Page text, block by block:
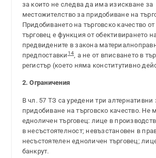
за които не следва да има изискване за
местожителство за придобиване на
Придобиването на търговско качество
търговец е функция от обективирането
предвидените в закона
предпоставки14, а не от вписването в
регистър (което няма конститутивно
2. Ограничения
В чл. 57 ТЗ са уредени три алтернативни
придобиване на търговско качество. Не
едноличен търговец: лице в
в несъстоятелност; невъзстановен в
несъстоятелен едноличен търговец;
банкрут.